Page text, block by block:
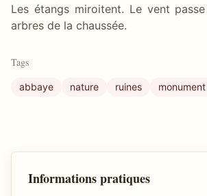
Les étangs miroitent. Le vent
arbres de la chaussée.
Tags
abbaye nature ruines
Informations pratiques